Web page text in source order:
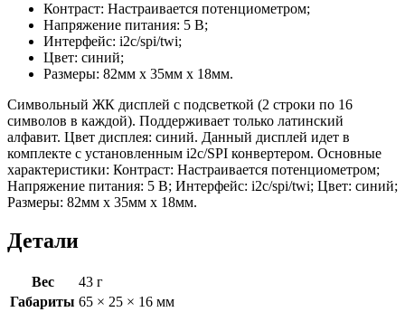
Контраст: Настраивается потенциометром;
Напряжение питания: 5 В;
Интерфейс: i2c/spi/twi;
Цвет: синий;
Размеры: 82мм x 35мм x 18мм.
Символьный ЖК дисплей с подсветкой (2 строки по 16
символов в каждой). Поддерживает только латинский
алфавит. Цвет дисплея: синий. Данный дисплей идет в
комплекте с установленным i2c/SPI конвертером. Основные
характеристики: Контраст: Настраивается потенциометром;
Напряжение питания: 5 В; Интерфейс: i2c/spi/twi; Цвет: синий;
Размеры: 82мм x 35мм x 18мм.
Детали
Вес
43 г
Габариты 65 × 25 × 16 мм